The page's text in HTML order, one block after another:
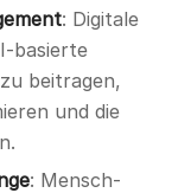
: Digitale
basierte
beitragen,
und die
: Mensch-